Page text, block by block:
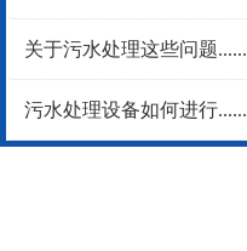
关于污水处理这些问题......
污水处理设备如何进行......